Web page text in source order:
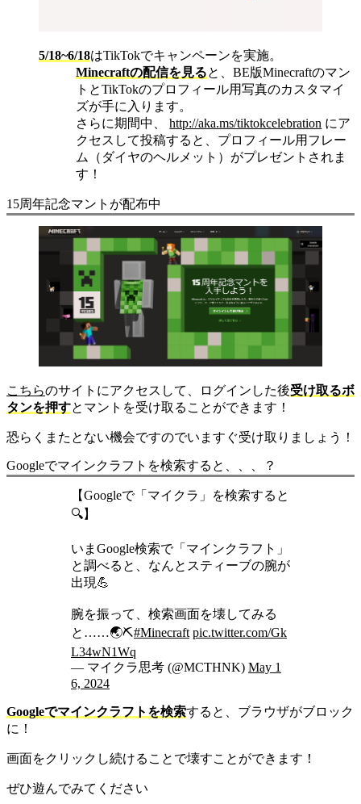
5/18~6/18はTikTokでキャンペーンを実施。
Minecraftの配信を見ると、BE版Minecraftのマン
トとTikTokのプロフィール用写真のカスタマイ
ズが手に入ります。
さらに期間中、http://aka.ms/tiktokcelebration にア
クセスして投稿すると、プロフィール用フレー
ム（ダイヤのヘルメット）がプレゼントされま
す！
15周年記念マントが配布中
こちらのサイトにアクセスして、ログインした後受け取るボ
タンを押すとマントを受け取ることができます！
恐らくまたとない機会ですのでいますぐ受け取りましょう！
Googleでマインクラフトを検索すると、、、？
【Googleで「マイクラ」を検索すると
🔍】
いまGoogle検索で「マインクラフト」
と調べると、なんとスティーブの腕が
出現💪
腕を振って、検索画面を壊してみる
と……🌏⛏️#Minecraft pic.twitter.com/Gk
L34wN1Wq
— マイクラ思考 (@MCTHNK) May 1
6, 2024
Googleでマインクラフトを検索すると、ブラウザがブロック
に！
画面をクリックし続けることで壊すことができます！
ぜひ遊んでみてください